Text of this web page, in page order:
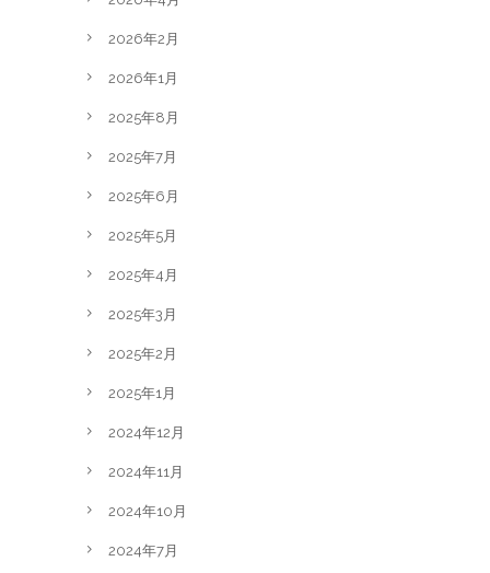
2026年2月
2026年1月
2025年8月
2025年7月
2025年6月
2025年5月
2025年4月
2025年3月
2025年2月
2025年1月
2024年12月
2024年11月
2024年10月
2024年7月